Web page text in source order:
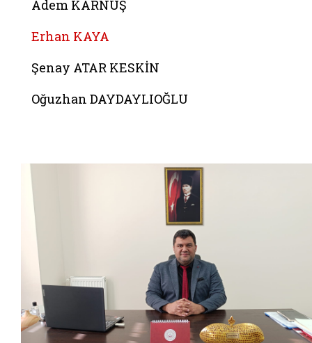
Adem KARNUŞ
Erhan KAYA
Şenay ATAR KESKİN
Oğuzhan DAYDAYLIOĞLU